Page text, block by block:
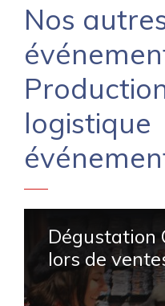
Nos
logistique
Dégustation
lors de